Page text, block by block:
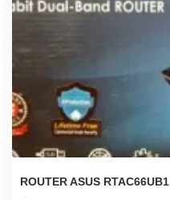
ROUTER ASUS RTAC66UB1